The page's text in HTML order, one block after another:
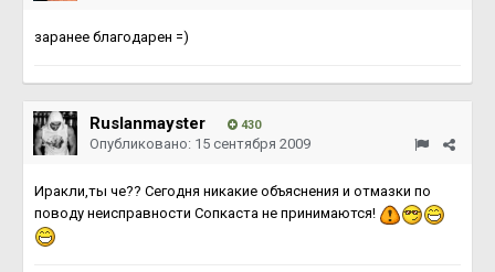
заранее благодарен =)
Ruslanmayster 430
Опубликовано: 15 сентября 2009
Иракли,ты че?? Сегодня никакие объяснения и отмазки по
поводу неисправности Сопкаста не принимаются!